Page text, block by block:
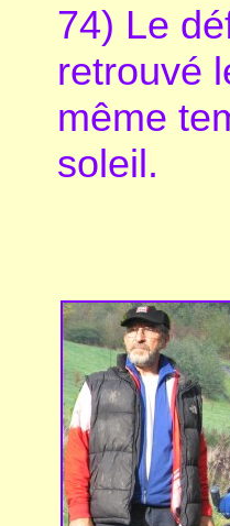
74) Le
retrouvé
même
soleil.